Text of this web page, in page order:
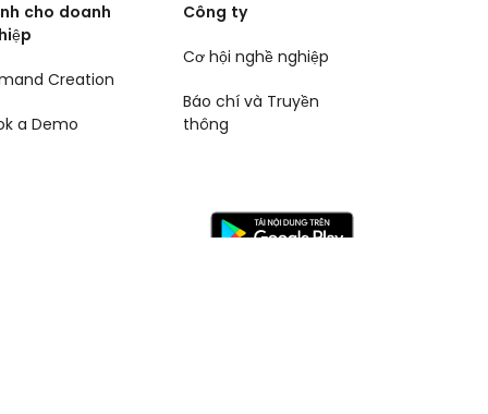
cho doanh
Creation
a Demo
Công ty
Cơ hội nghề nghiệp
Báo chí và Truyền
thông